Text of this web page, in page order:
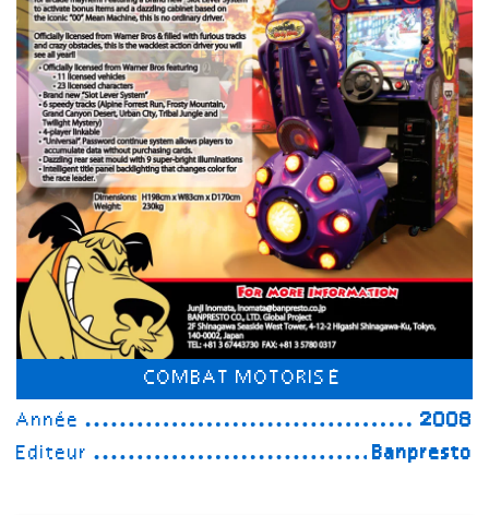
COMBAT MOTORISÉ
Année
2008
Editeur
Banpresto